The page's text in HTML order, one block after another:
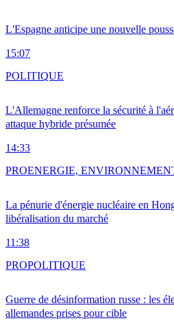
L'Espagne anticipe une nouvelle
15:07
L'Allemagne renforce la sécurité à
attaque hybride présumée
14:33
POLITIQUE
La pénurie d'énergie nucléaire en
libéralisation du marché
11:38
PROENERGIE,
Guerre de désinformation russe : les
allemandes prises pour cible
PROPOLITIQUE